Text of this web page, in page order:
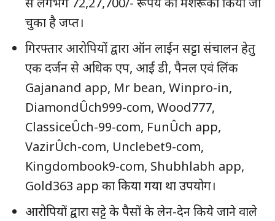
चुका है जप्त।
गिरफ्तार आरोपियों द्वारा ऑन लाईन सट्टा संचालन हेतु
एक दर्जन से अधिक एप, आई डी, पैनल एवं लिंक
Gajanand app, Mr bean, Winpro-in,
DiamondÛch999-com, Wood777,
ClassiceÛch-99-com, FunÛch app,
VazirÛch-com, Unclebet9-com,
Kingdombook9-com, Shubhlabh app,
Gold363 app का किया गया था उपयोग।
आरोपियों द्वारा सट्टे के पैसों के लेन-देन किये जाने वाले